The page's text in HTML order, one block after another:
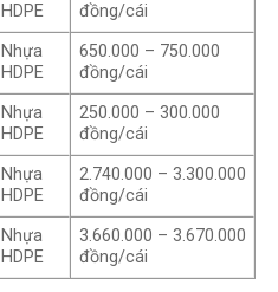
HDPE
đồng/cái
Nhựa
HDPE
650.000 – 750.000
đồng/cái
Nhựa
HDPE
250.000 – 300.000
đồng/cái
Nhựa
HDPE
2.740.000 – 3.300.000
đồng/cái
Nhựa
HDPE
3.660.000 – 3.670.000
đồng/cái